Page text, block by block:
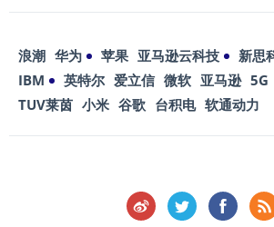
浪潮 华为 苹果 亚马逊云科技 新思
IBM
英特尔 爱立信 微软 亚马逊 5G
TUV莱茵 小米 谷歌 台积电 软通动力